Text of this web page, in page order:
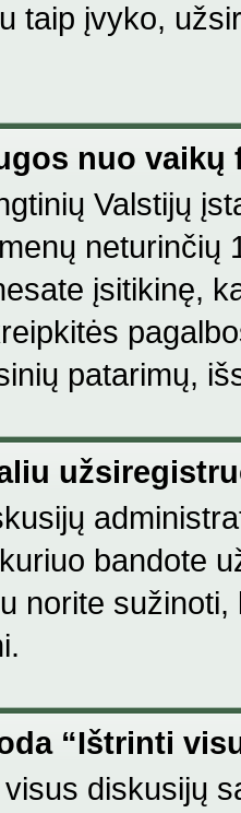
taip įvyko,
nuo vaikų
Valstijų
neturinčių
įsitikinę,
patarimų,
bandote
norite
“Ištrinti
diskusijų